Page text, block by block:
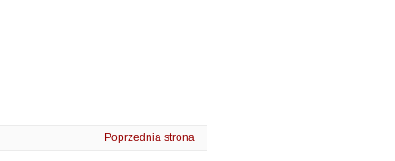
Poprzednia strona